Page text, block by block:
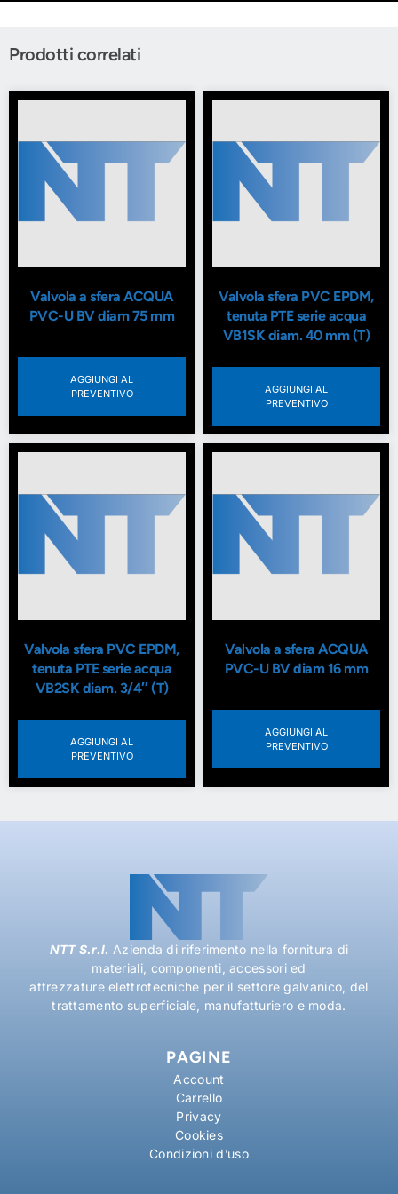
Prodotti correlati
Valvola a sfera ACQUA
PVC-U BV diam 75 mm
AGGIUNGI AL
PREVENTIVO
Valvola sfera PVC EPDM,
tenuta PTE serie acqua
VB1SK diam. 40 mm (T)
AGGIUNGI AL
PREVENTIVO
Valvola sfera PVC EPDM,
tenuta PTE serie acqua
VB2SK diam. 3/4″ (T)
AGGIUNGI AL
PREVENTIVO
Valvola a sfera ACQUA
PVC-U BV diam 16 mm
AGGIUNGI AL
PREVENTIVO
NTT S.r.l. Azienda di riferimento nella fornitura di
materiali, componenti, accessori ed
attrezzature elettrotecniche per il settore galvanico, del
trattamento superficiale, manufatturiero e moda.
PAGINE
Account
Carrello
Privacy
Cookies
Condizioni d’uso